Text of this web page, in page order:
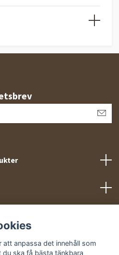
anpassa det innehåll som
ska få bästa tänkbara